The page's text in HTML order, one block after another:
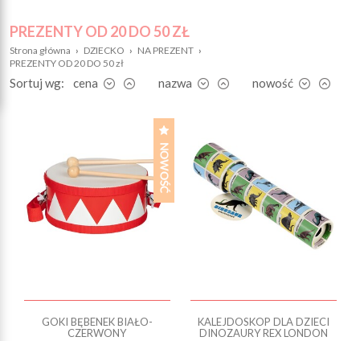
PREZENTY OD 20 DO 50 ZŁ
Strona główna › DZIECKO › NA PREZENT ›
PREZENTY OD 20 DO 50 zł
Sortuj wg: cena nazwa nowość
GOKI BĘBENEK BIAŁO-
CZERWONY
KALEJDOSKOP DLA DZIECI
DINOZAURY REX LONDON